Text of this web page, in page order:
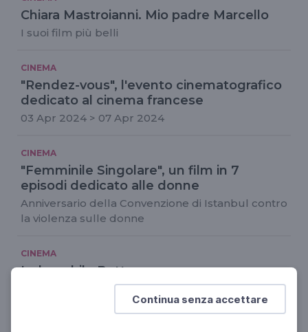
Continua senza accettare
Chiara Mastroianni. Mio padre Marcello
I suoi film più belli
CINEMA
"Rendez-vous", l'evento cinematografico
dedicato al cinema francese
03 Apr 2024 > 07 Apr 2024
CINEMA
"Femminile Singolare", un film in 7
episodi dedicato alle donne
Anniversario della Convenzione di Istanbul contro
la violenza sulle donne
CINEMA
Indomabile Bette
30 anni fa moriva la diva che diede il nome